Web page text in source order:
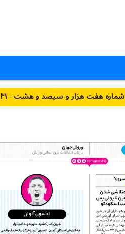
شماره هفت هزار و سیصد و هشت - ۳۱ اردیبهشت ۱۴۰۲